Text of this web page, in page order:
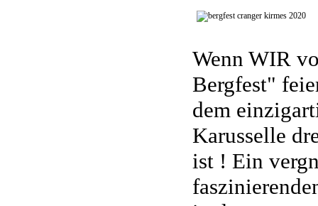
Wenn WIR
Bergfest"
dem
Karusselle
ist ! Ein